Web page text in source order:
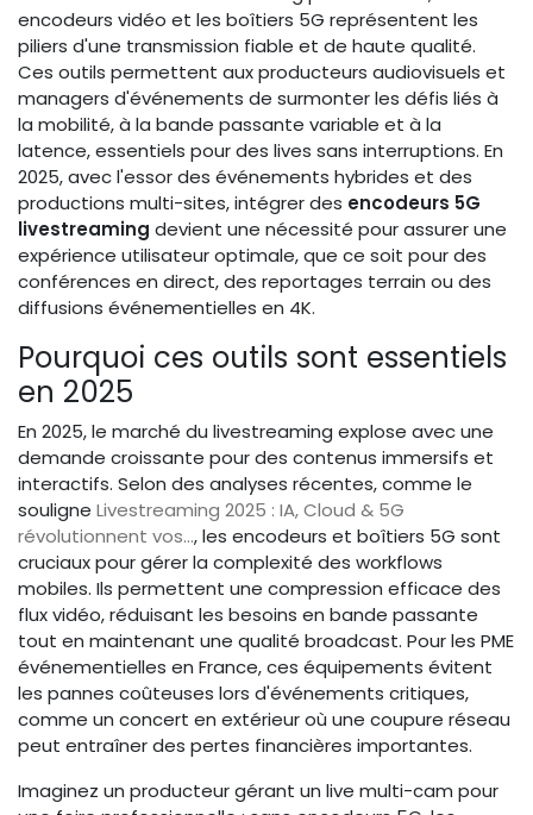
encodeurs vidéo et les boîtiers 5G représentent les
piliers d'une transmission fiable et de haute qualité.
Ces outils permettent aux producteurs audiovisuels et
managers d'événements de surmonter les défis liés à
la mobilité, à la bande passante variable et à la
latence, essentiels pour des lives sans interruptions. En
2025, avec l'essor des événements hybrides et des
productions multi-sites, intégrer des encodeurs 5G
livestreaming devient une nécessité pour assurer une
expérience utilisateur optimale, que ce soit pour des
conférences en direct, des reportages terrain ou des
diffusions événementielles en 4K.
Pourquoi ces outils sont essentiels
en 2025
En 2025, le marché du livestreaming explose avec une
demande croissante pour des contenus immersifs et
interactifs. Selon des analyses récentes, comme le
souligne Livestreaming 2025 : IA, Cloud & 5G
révolutionnent vos..., les encodeurs et boîtiers 5G sont
cruciaux pour gérer la complexité des workflows
mobiles. Ils permettent une compression efficace des
flux vidéo, réduisant les besoins en bande passante
tout en maintenant une qualité broadcast. Pour les PME
événementielles en France, ces équipements évitent
les pannes coûteuses lors d'événements critiques,
comme un concert en extérieur où une coupure réseau
peut entraîner des pertes financières importantes.
Imaginez un producteur gérant un live multi-cam pour